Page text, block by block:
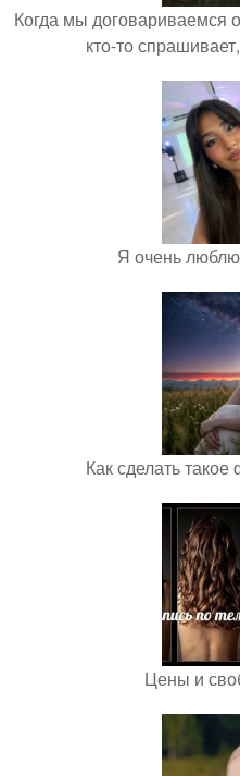
Когда мы договариваемся
кто-то
Я очень
Как сделать
Цены и